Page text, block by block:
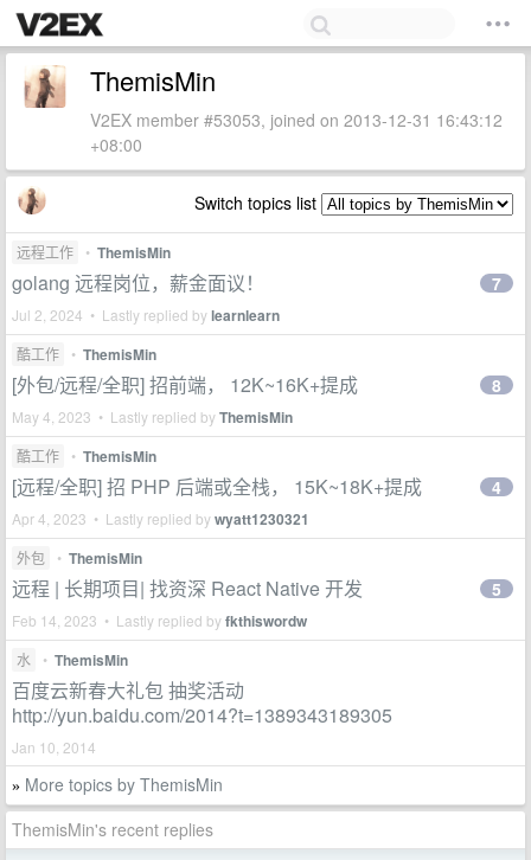
ThemisMin
V2EX member #53053, joined on 2013-12-31 16:43:12
+08:00
Switch topics list
远程工作 • ThemisMin
golang 远程岗位，薪金面议！
Jul 2, 2024 • Lastly replied bylearnlearn
7
酷工作 • ThemisMin
[外包/远程/全职] 招前端， 12K~16K+提成
May 4, 2023 • Lastly replied byThemisMin
8
酷工作 • ThemisMin
[远程/全职] 招 PHP 后端或全栈， 15K~18K+提成
Apr 4, 2023 • Lastly replied bywyatt1230321
4
外包 • ThemisMin
远程 | 长期项目| 找资深 React Native 开发
Feb 14, 2023 • Lastly replied byfkthiswordw
5
水 • ThemisMin
百度云新春大礼包 抽奖活动
http://yun.baidu.com/2014?t=1389343189305
Jan 10, 2014
» More topics by ThemisMin
ThemisMin's recent replies